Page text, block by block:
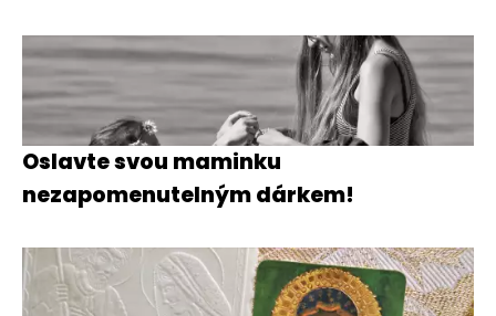
Oslavte svou maminku
nezapomenutelným dárkem!